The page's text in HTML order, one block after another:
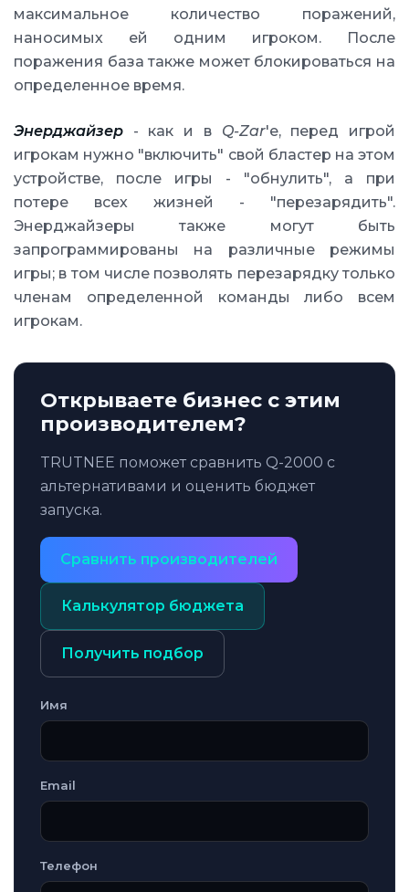
максимальное количество поражений,
наносимых ей одним игроком. После
поражения база также может блокироваться на
определенное время.
Энерджайзер - как и в Q-Zar'e, перед игрой
игрокам нужно "включить" свой бластер на этом
устройстве, после игры - "обнулить", а при
потере всех жизней - "перезарядить".
Энерджайзеры также могут быть
запрограммированы на различные режимы
игры; в том числе позволять перезарядку только
членам определенной команды либо всем
игрокам.
Открываете бизнес с этим
производителем?
TRUTNEE поможет сравнить Q-2000 с
альтернативами и оценить бюджет
запуска.
Сравнить производителей
Калькулятор бюджета
Получить подбор
Имя
Email
Телефон